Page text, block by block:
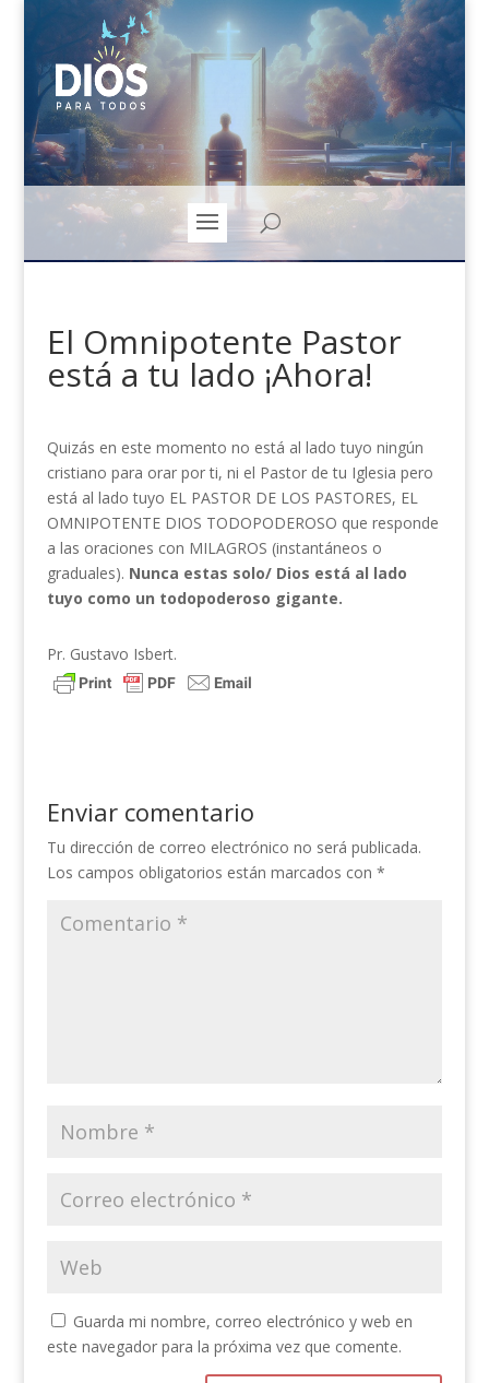
El Omnipotente Pastor
está a tu lado ¡Ahora!
Quizás en este momento no está al lado tuyo ningún
cristiano para orar por ti, ni el Pastor de tu Iglesia pero
está al lado tuyo EL PASTOR DE LOS PASTORES, EL
OMNIPOTENTE DIOS TODOPODEROSO que responde
a las oraciones con MILAGROS (instantáneos o
graduales). Nunca estas solo/ Dios está al lado
tuyo como un todopoderoso gigante.
Pr. Gustavo Isbert.
Enviar comentario
Tu dirección de correo electrónico no será publicada.
Los campos obligatorios están marcados con *
Guarda mi nombre, correo electrónico y web en
este navegador para la próxima vez que comente.